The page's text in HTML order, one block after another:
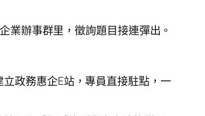
業辦事群里，徵詢題目接連彈出。
政務惠企E站，專員直接駐點，一